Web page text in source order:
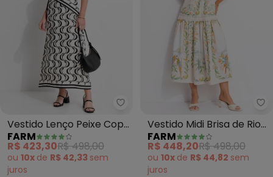
Farm - Vestido Lenço Peixe
Vestido Lenço Peixe Copa
(Bege)
FARM
R$ 423,30R$ 498,00
ou 10x de R$ 42,33 sem
juros
Vestido Midi Brisa de Rio
(Bege)
FARM
R$ 448,20R$ 498,00
ou 10x de R$ 44,82 sem
juros